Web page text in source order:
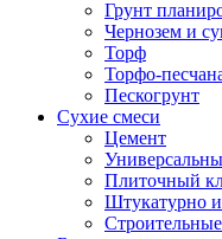
Грунт
Чернозем и
Торф
Торфо-
Пескогрунт
Сухие смеси
Цемент
Плиточный
Штукатурно